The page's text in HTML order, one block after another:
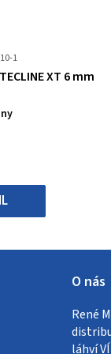
1
XT 6 mm
O nás
René
láhví